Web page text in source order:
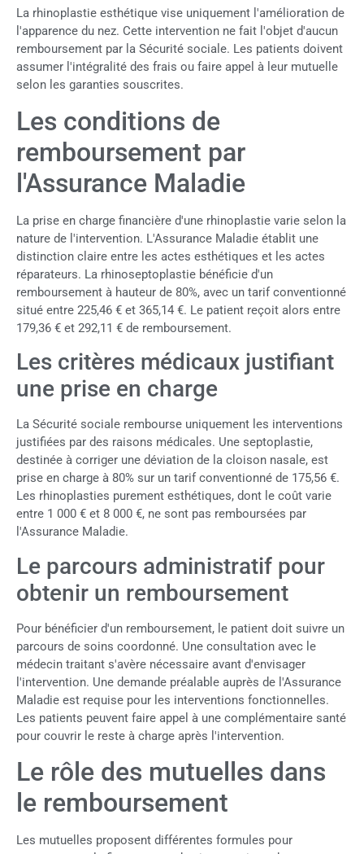
La rhinoplastie esthétique vise uniquement l'amélioration de
l'apparence du nez. Cette intervention ne fait l'objet d'aucun
remboursement par la Sécurité sociale. Les patients doivent
assumer l'intégralité des frais ou faire appel à leur mutuelle
selon les garanties souscrites.
Les conditions de
remboursement par
l'Assurance Maladie
La prise en charge financière d'une rhinoplastie varie selon la
nature de l'intervention. L'Assurance Maladie établit une
distinction claire entre les actes esthétiques et les actes
réparateurs. La rhinoseptoplastie bénéficie d'un
remboursement à hauteur de 80%, avec un tarif conventionné
situé entre 225,46 € et 365,14 €. Le patient reçoit alors entre
179,36 € et 292,11 € de remboursement.
Les critères médicaux justifiant
une prise en charge
La Sécurité sociale rembourse uniquement les interventions
justifiées par des raisons médicales. Une septoplastie,
destinée à corriger une déviation de la cloison nasale, est
prise en charge à 80% sur un tarif conventionné de 175,56 €.
Les rhinoplasties purement esthétiques, dont le coût varie
entre 1 000 € et 8 000 €, ne sont pas remboursées par
l'Assurance Maladie.
Le parcours administratif pour
obtenir un remboursement
Pour bénéficier d'un remboursement, le patient doit suivre un
parcours de soins coordonné. Une consultation avec le
médecin traitant s'avère nécessaire avant d'envisager
l'intervention. Une demande préalable auprès de l'Assurance
Maladie est requise pour les interventions fonctionnelles.
Les patients peuvent faire appel à une complémentaire santé
pour couvrir le reste à charge après l'intervention.
Le rôle des mutuelles dans
le remboursement
Les mutuelles proposent différentes formules pour